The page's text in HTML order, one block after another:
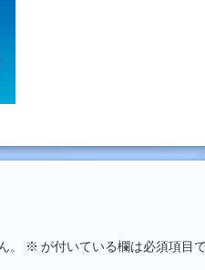
。 ※ が付いている欄は必須項目